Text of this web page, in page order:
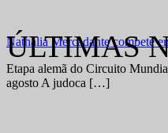
Nathália Mercadante compete
Etapa alemã do Circuito
agosto A judoca […]
ÚLTIMAS